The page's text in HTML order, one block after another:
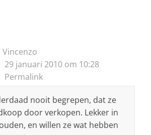
Vincenzo
29 januari 2010 om 10:28
Permalink
nooit begrepen, dat ze
door verkopen. Lekker in
en willen ze wat hebben